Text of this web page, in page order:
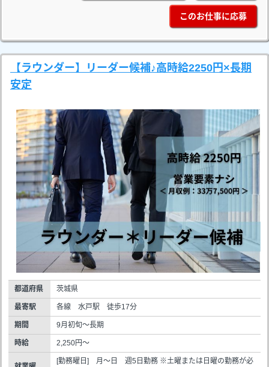
このお仕事に応募
【ラウンダー】リーダー候補♪高時給2250円×長期
安定
都道府県 茨城県
最寄駅 各線 水戸駅 徒歩17分
期間 9月初旬～長期
時給 2,250円～
[勤務曜日] 月～日 週5日勤務 ※土曜または日曜の勤務が必